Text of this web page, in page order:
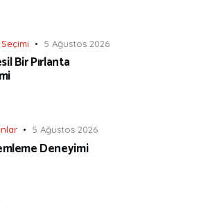
5 Ağustos 2026
Bir Pırlanta
5 Ağustos 2026
Deneyimi